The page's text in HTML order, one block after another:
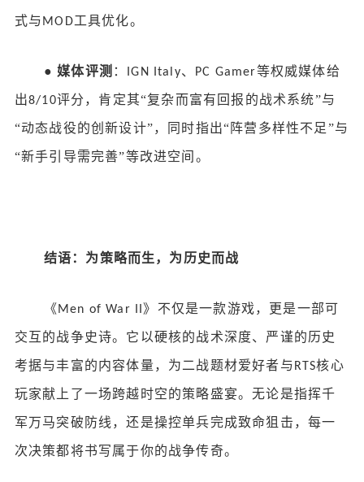
式与 MOD工具优化。
● 媒体评测 ： IGN Italy、 PC Gamer等权威媒体给
出8/10评分，肯定其“复杂而富有回报的战术系统”与
“动态战役的创新设计”，同时指出“阵营多样性不足”与
“新手引导需完善”等改进空间。
结语：为策略而生，为历史而战
《Men of War II》不仅是一款游戏，更是一部可
交互的战争史诗。它以硬核的战术深度、严谨的历史
考据与丰富的内容体量，为二战题材爱好者与RTS核心
玩家献上了一场跨越时空的策略盛宴。无论是指挥千
军万马突破防线，还是操控单兵完成致命狙击，每一
次决策都将书写属于你的战争传奇。